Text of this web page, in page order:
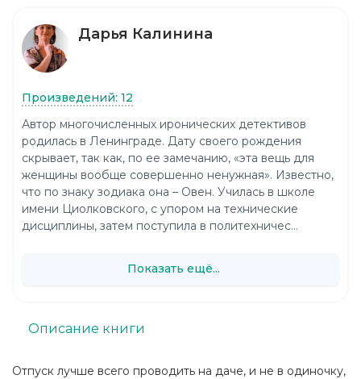
Отпуск лучше всего проводить на даче, и не в одиночку,
Описание книги
Дарья Калинина
Произведений: 12
Автор многочисленных иронических детективов
родилась в Ленинграде. Дату своего рождения
скрывает, так как, по ее замечанию, «эта вещь для
женщины вообще совершенно ненужная». Известно,
что по знаку зодиака она – Овен. Училась в школе
имени Циолковского, с упором на технические
дисциплины, затем поступила в политехничес...
Показать ещё...